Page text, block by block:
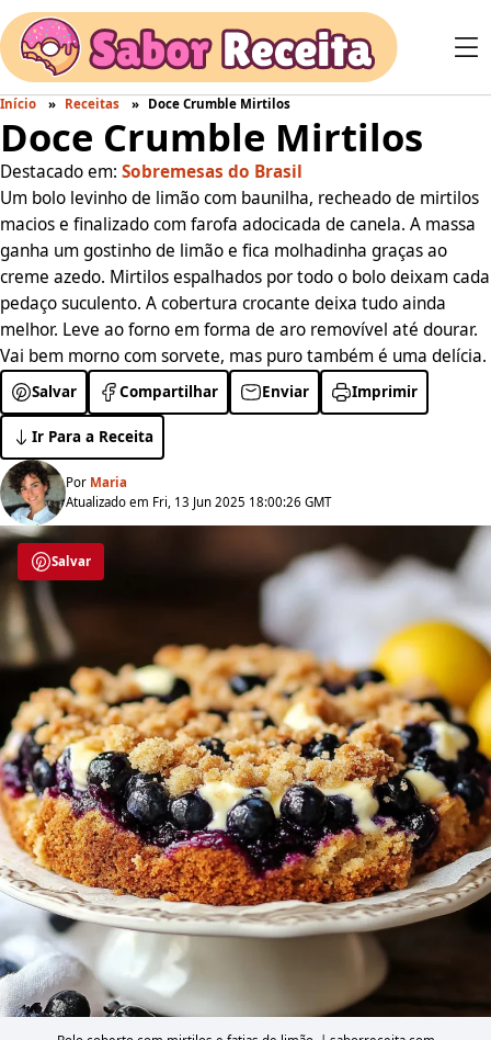
Início Receitas Doce Crumble Mirtilos
Doce Crumble Mirtilos
Destacado em: Sobremesas do Brasil
Um bolo levinho de limão com baunilha, recheado de mirtilos
macios e finalizado com farofa adocicada de canela. A massa
ganha um gostinho de limão e fica molhadinha graças ao
creme azedo. Mirtilos espalhados por todo o bolo deixam cada
pedaço suculento. A cobertura crocante deixa tudo ainda
melhor. Leve ao forno em forma de aro removível até dourar.
Vai bem morno com sorvete, mas puro também é uma delícia.
Salvar Compartilhar Enviar Imprimir
Ir Para a Receita
Por Maria
Atualizado em Fri, 13 Jun 2025 18:00:26 GMT
Salvar